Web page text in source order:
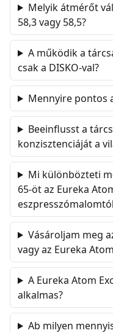
Melyik átmérőt
58,3 vagy 58,5?
A működik a
csak a DISKO-val?
Mennyire pontos
Beeinflusst a
konzisztenciáját a
Mi különbözteti
65-öt az Eureka
Vásároljam meg
vagy az Eureka
A Eureka Atom
alkalmas?
Ab milyen